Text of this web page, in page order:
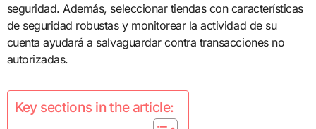
seguridad. Además, seleccionar tiendas con características
de seguridad robustas y monitorear la actividad de su
cuenta ayudará a salvaguardar contra transacciones no
autorizadas.
Key sections in the article: